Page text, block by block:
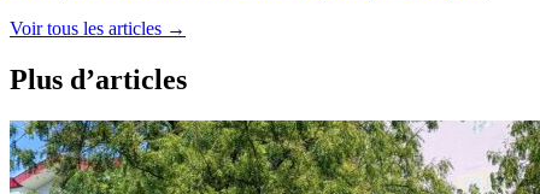
Voir tous les articles →
Plus d’articles